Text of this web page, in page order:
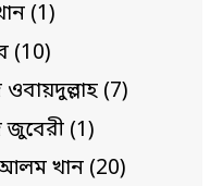
(1)
(10)
(7)
(1)
খান (20)